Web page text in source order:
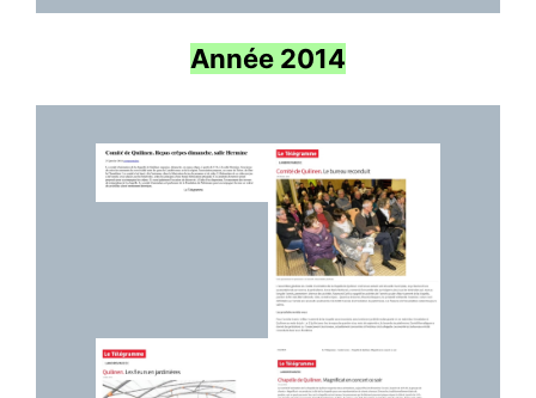
Année 2014